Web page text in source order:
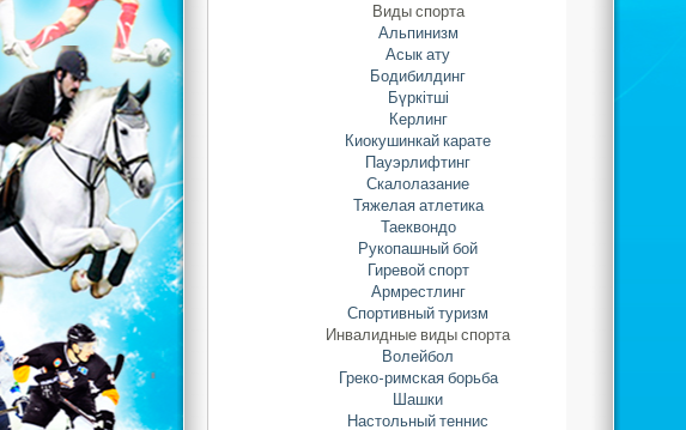
Виды спорта
Альпинизм
Асык ату
Бодибилдинг
Бүркітші
Керлинг
Киокушинкай карате
Пауэрлифтинг
Скалолазание
Тяжелая атлетика
Таеквондо
Рукопашный бой
Гиревой спорт
Армрестлинг
Спортивный туризм
Инвалидные виды спорта
Волейбол
Греко-римская борьба
Шашки
Настольный теннис